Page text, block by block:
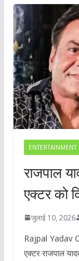
ENTERTAINMENT
राजपाल
एक्टर को
जुलाई 10, 2026
Rajpal Yadav
एक्टर राजपाल